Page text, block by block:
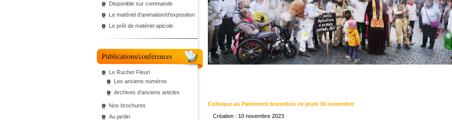
Disponible sur commande
Le matériel d'animation/d'exposition
Le prêt de matériel apicole
Publications/conférences
Le Rucher Fleuri
Les anciens numéros
Archives d'anciens articles
Nos brochures
Au jardin
Colloque au Parlement bruxellois ce jeudi 16 novembre
Création : 10 novembre 2023